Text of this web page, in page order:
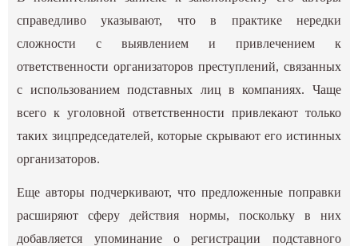
справедливо указывают, что в практике нередки
сложности с выявлением и привлечением к
ответственности организаторов преступлений, связанных
с использованием подставных лиц в компаниях. Чаще
всего к уголовной ответственности привлекают только
таких зицпредседателей, которые скрывают его истинных
организаторов.
Еще авторы подчеркивают, что предложенные поправки
расширяют сферу действия нормы, поскольку в них
добавляется упоминание о регистрации подставного